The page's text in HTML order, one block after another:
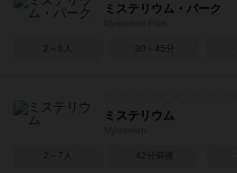
ミステリウム・パーク
2～6人 30～45分
ミステリウム
2～7人 42分前後